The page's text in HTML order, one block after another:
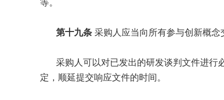
等。
第十九条 采购人应当向所有参与创新概
采购人可以对已发出的研发谈判文件进行
定，顺延提交响应文件的时间。